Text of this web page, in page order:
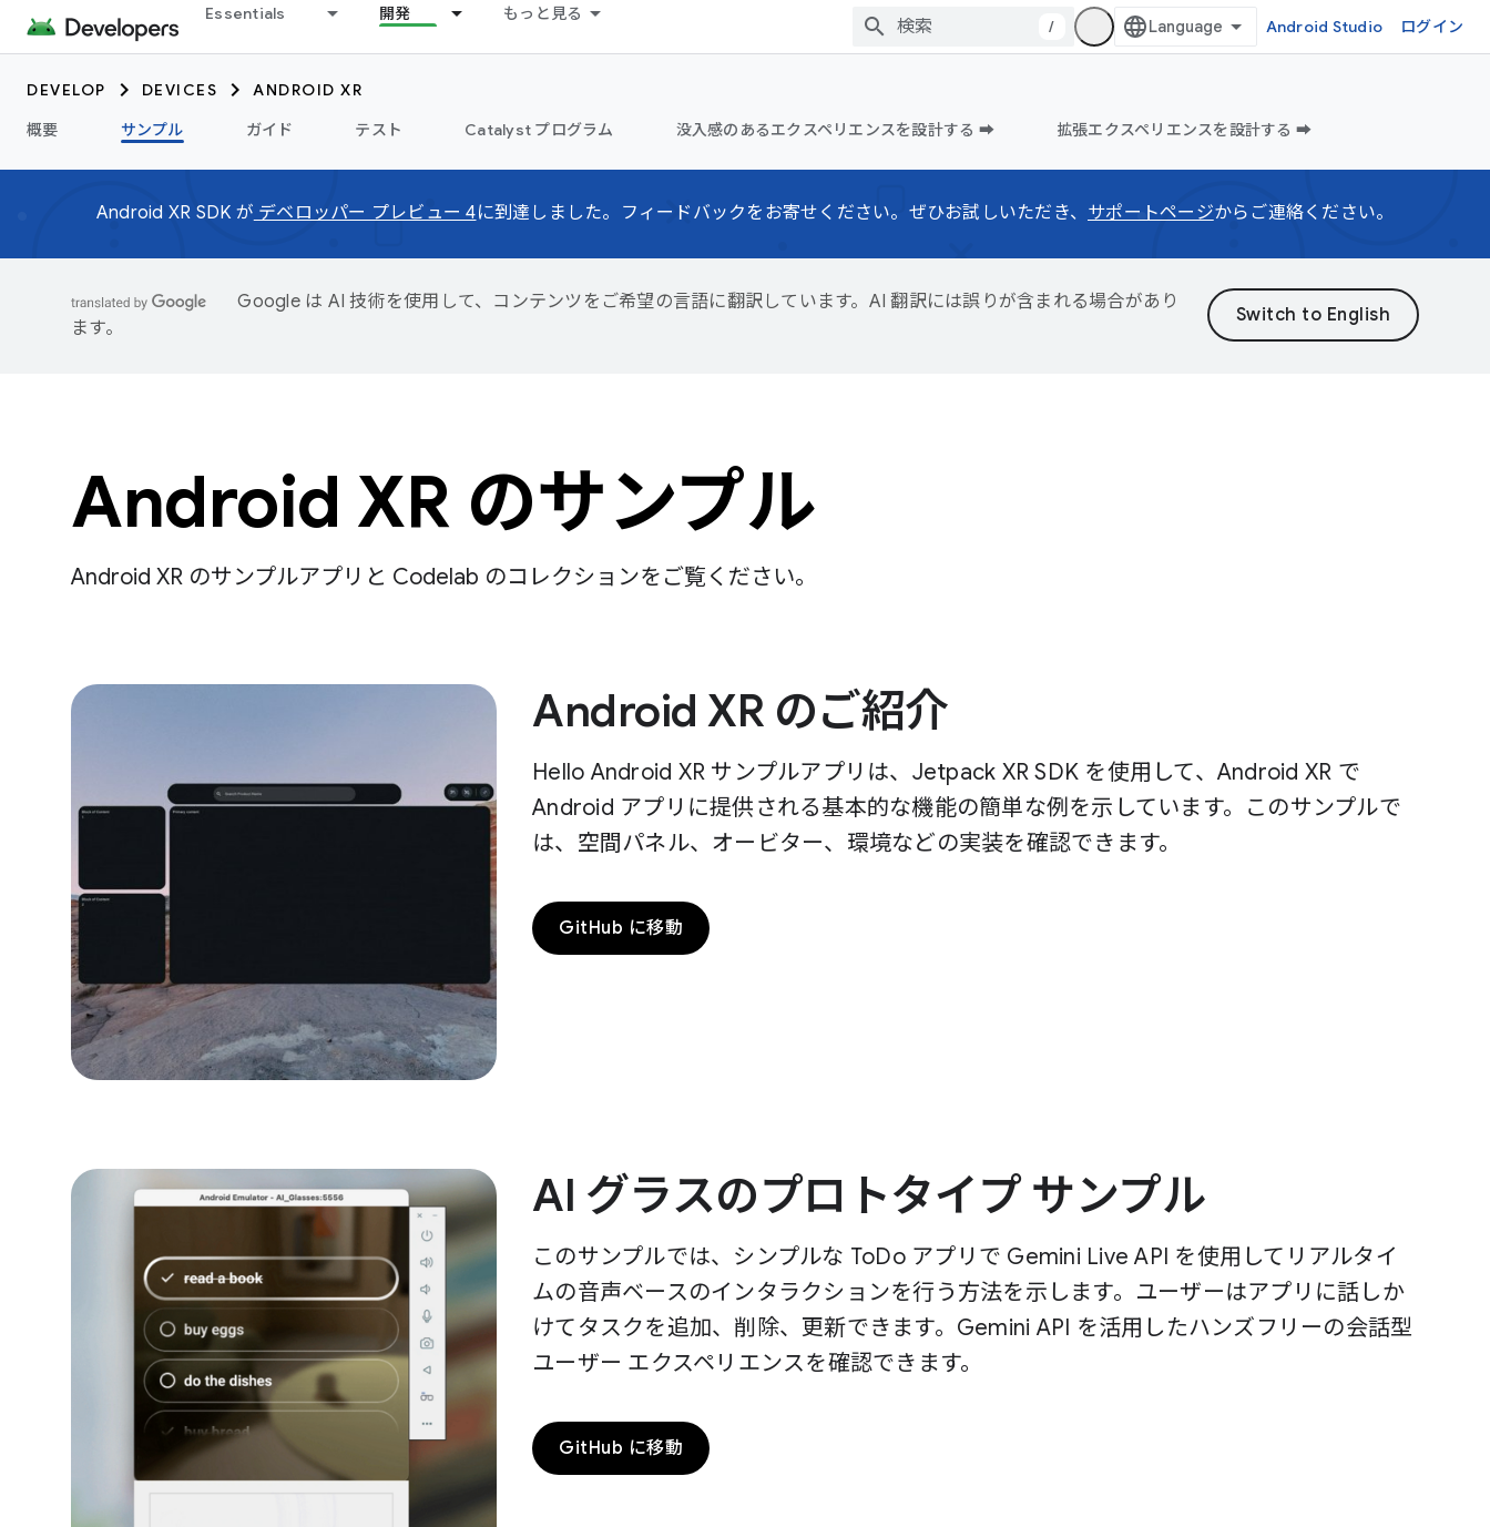
Essentials 開発 もっと見る
/ Android Studio ログイン
DEVELOP DEVICES
ANDROID XR
概要
サンプル ガイド テスト Catalyst プログラム 没入感のあるエクスペリエンスを設計する ➡️ 拡張エクスペリエンスを設計する ➡️
Android XR SDK が デベロッパー プレビュー 4に到達しました。フィードバックをお寄せください。ぜひお試しいただき、 サポートページからご連絡ください。
Google は AI 技術を使用して、コンテンツをご希望の言語に翻訳しています。AI 翻訳には誤りが含まれる場合があり
ます。
Android XR のサンプル
Android XR のサンプルアプリと Codelab のコレクションをご覧ください。
Android XR のご紹介
Hello Android XR サンプルアプリは、Jetpack XR SDK を使用して、Android XR で
Android アプリに提供される基本的な機能の簡単な例を示しています。このサンプルで
は、空間パネル、オービター、環境などの実装を確認できます。
GitHub に移動
AI グラスのプロトタイプ サンプル
このサンプルでは、シンプルな ToDo アプリで Gemini Live API を使用してリアルタイ
ムの音声ベースのインタラクションを行う方法を示します。ユーザーはアプリに話しか
けてタスクを追加、削除、更新できます。Gemini API を活用したハンズフリーの会話型
ユーザー エクスペリエンスを確認できます。
GitHub に移動